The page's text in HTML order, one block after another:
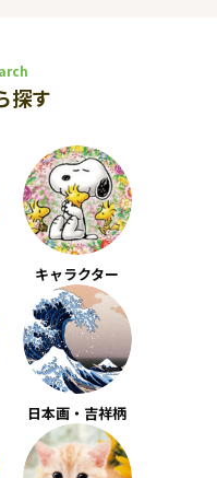
探す
キャラクター
日本画・吉祥柄